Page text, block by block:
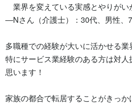
業界を変えている実感とやりがい
―Nさん（介護士）：30代、男性、
多職種での経験が大いに活かせる業
特にサービス業経験のある方は対人
思います！
家族の都合で転居することがきっ